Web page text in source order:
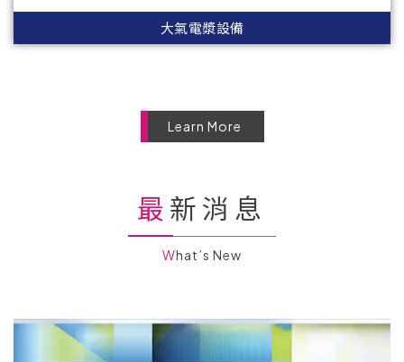
大氣電漿設備
Learn More
最新消息
What’s New